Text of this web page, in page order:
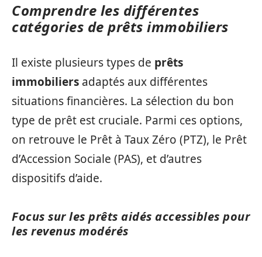
Comprendre les différentes
catégories de prêts immobiliers
Il existe plusieurs types de prêts
immobiliers adaptés aux différentes
situations financières. La sélection du bon
type de prêt est cruciale. Parmi ces options,
on retrouve le Prêt à Taux Zéro (PTZ), le Prêt
d’Accession Sociale (PAS), et d’autres
dispositifs d’aide.
Focus sur les prêts aidés accessibles pour
les revenus modérés